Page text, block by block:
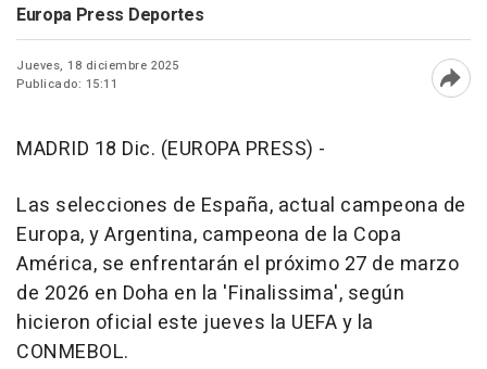
Europa Press Deportes
Jueves, 18 diciembre 2025
Publicado: 15:11
MADRID 18 Dic. (EUROPA PRESS) -
Las selecciones de España, actual campeona de
Europa, y Argentina, campeona de la Copa
América, se enfrentarán el próximo 27 de marzo
de 2026 en Doha en la 'Finalissima', según
hicieron oficial este jueves la UEFA y la
CONMEBOL.